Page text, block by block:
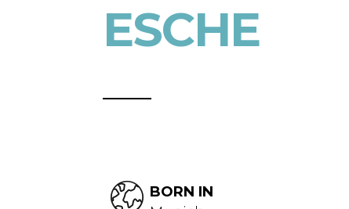
ESCHE
BORN IN